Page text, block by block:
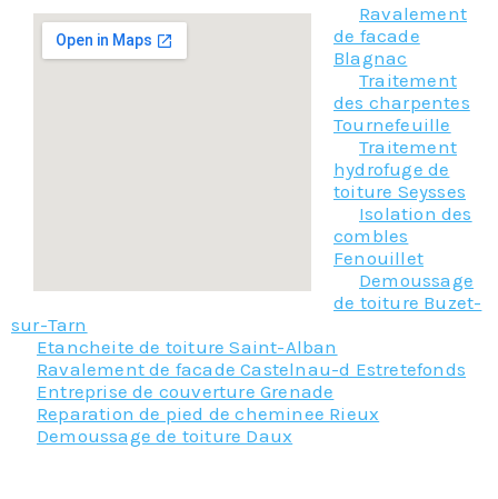
Ravalement
de facade
Blagnac
Traitement
des charpentes
Tournefeuille
Traitement
hydrofuge de
toiture Seysses
Isolation des
combles
Fenouillet
Demoussage
de toiture Buzet-
sur-Tarn
Etancheite de toiture Saint-Alban
Ravalement de facade Castelnau-d Estretefonds
Entreprise de couverture Grenade
Reparation de pied de cheminee Rieux
Demoussage de toiture Daux